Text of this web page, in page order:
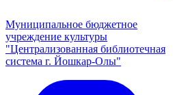
Муниципальное бюджетное
учреждение культуры
"Централизованная библиотечная
система г. Йошкар-Олы"